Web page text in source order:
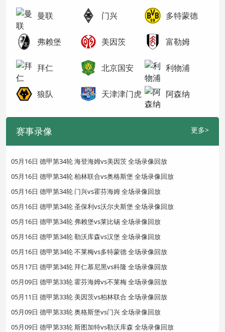
曼联 门兴 多特蒙德
弗赖堡 美因茨 富勒姆
拜仁 北京国安 利物浦
狼队 天津津门虎 阿森纳
赛事录像 更多>
05月16日 德甲第34轮 海登海姆vs美因茨 全场录像回放
05月16日 德甲第34轮 柏林联合vs奥格斯堡 全场录像回放
05月16日 德甲第34轮 门兴vs霍芬海姆 全场录像回放
05月16日 德甲第34轮 圣保利vs沃尔夫斯堡 全场录像回放
05月16日 德甲第34轮 弗赖堡vs莱比锡 全场录像回放
05月16日 德甲第34轮 勒沃库森vs汉堡 全场录像回放
05月16日 德甲第34轮 不莱梅vs多特蒙德 全场录像回放
05月17日 德甲第34轮 拜仁慕尼黑vs科隆 全场录像回放
05月09日 德甲第33轮 霍芬海姆vs不莱梅 全场录像回放
05月11日 德甲第33轮 美因茨vs柏林联合 全场录像回放
05月09日 德甲第33轮 奥格斯堡vs门兴 全场录像回放
05月09日 德甲第33轮 斯图加特vs勒沃库森 全场录像回放